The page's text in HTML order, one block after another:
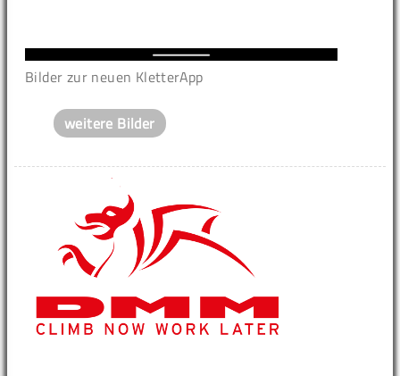
Bilder zur neuen KletterApp
weitere Bilder